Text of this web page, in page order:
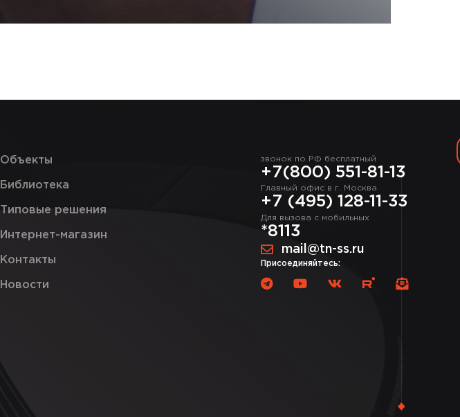
Объекты
Библиотека
Типовые решения
Интернет-магазин
Контакты
Новости
звонок по РФ бесплатный
+7(800) 551-81-13
Главный офис в г. Москва
+7 (495) 128-11-33
Для вызова с мобильных
*8113
mail@tn-ss.ru
Присоединяйтесь: